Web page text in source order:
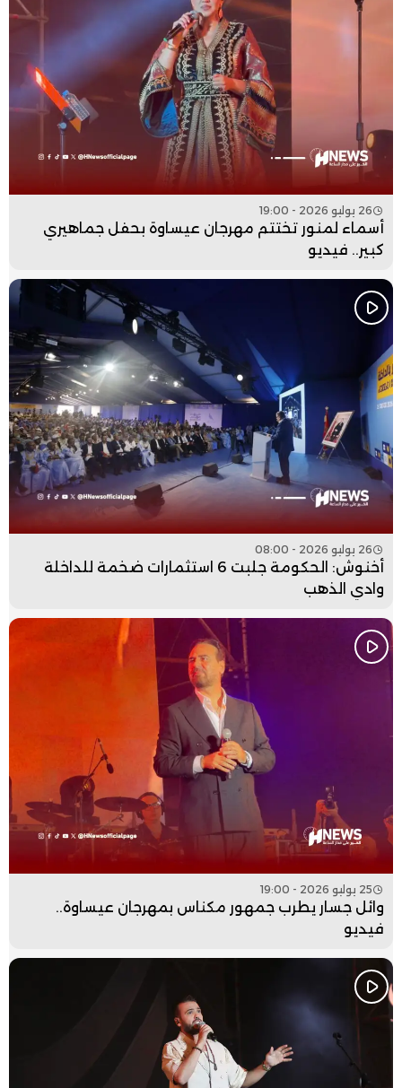
26 يوليو 2026 - 19:00
أسماء لمنور تختتم مهرجان عيساوة بحفل جماهيري
كبير.. فيديو
26 يوليو 2026 - 08:00
أخنوش: الحكومة جلبت 6 استثمارات ضخمة للداخلة
وادي الذهب
25 يوليو 2026 - 19:00
وائل جسار يطرب جمهور مكناس بمهرجان عيساوة..
فيديو